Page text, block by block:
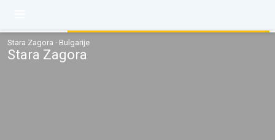
Stara Zagora · Bulgarije
Stara Zagora